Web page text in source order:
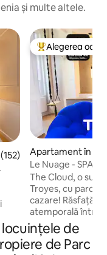
și multe altele.
oaspeților
de 4,93 din 5, 152
Locuință din
Alegerea
Apartament în
Le Nuage - SPA,
oraș, parcare
The Cloud, o
Troyes, cu
cazare! Răsfață-te cu o noapte
atemporală într-
design și emoție. - Pat matrimonial
„King” (hotel de
senzorial pentru
de
de Parc